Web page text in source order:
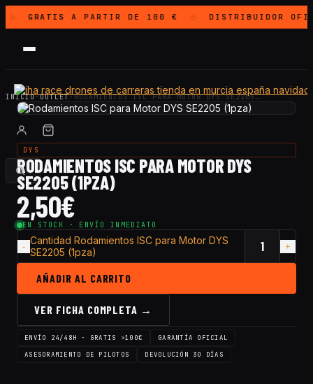
◇ GRATISA PARTIR DE 100 € ◇ DISTRIBUIDOR
INICIO·OUTLET·RODAMIENTOS ISC PARA MOTOR DYS SE2205…
DYS
RODAMIENTOS ISC PARA MOTOR DYS
SE2205 (1PZA)
2,50€
EN STOCK · ENVÍO INMEDIATO
Cantidad Rodamientos ISC para Motor DYS
SE2205 (1pza)
AÑADIR AL CARRITO
VER FICHA COMPLETA →
ENVÍO 24/48H · GRATIS >100€
GARANTÍA OFICIAL
ASESORAMIENTO DE PILOTOS
DEVOLUCIÓN 30 DÍAS